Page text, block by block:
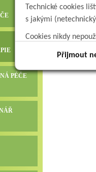
PÉČE
Technické cookies
s jakými
Cookies nikdy
Přijmout